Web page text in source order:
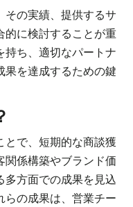
その実績、提供するサ
的に検討することが重
持ち、適切なパートナ
果を達成するための鍵
とで、短期的な商談獲
関係構築やブランド価
多方面での成果を見込
らの成果は、営業チー